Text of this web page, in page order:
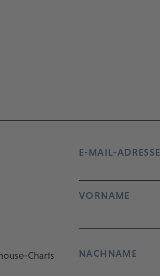
Charts
E-MAIL-ADRESSE
VORNAME
NACHNAME